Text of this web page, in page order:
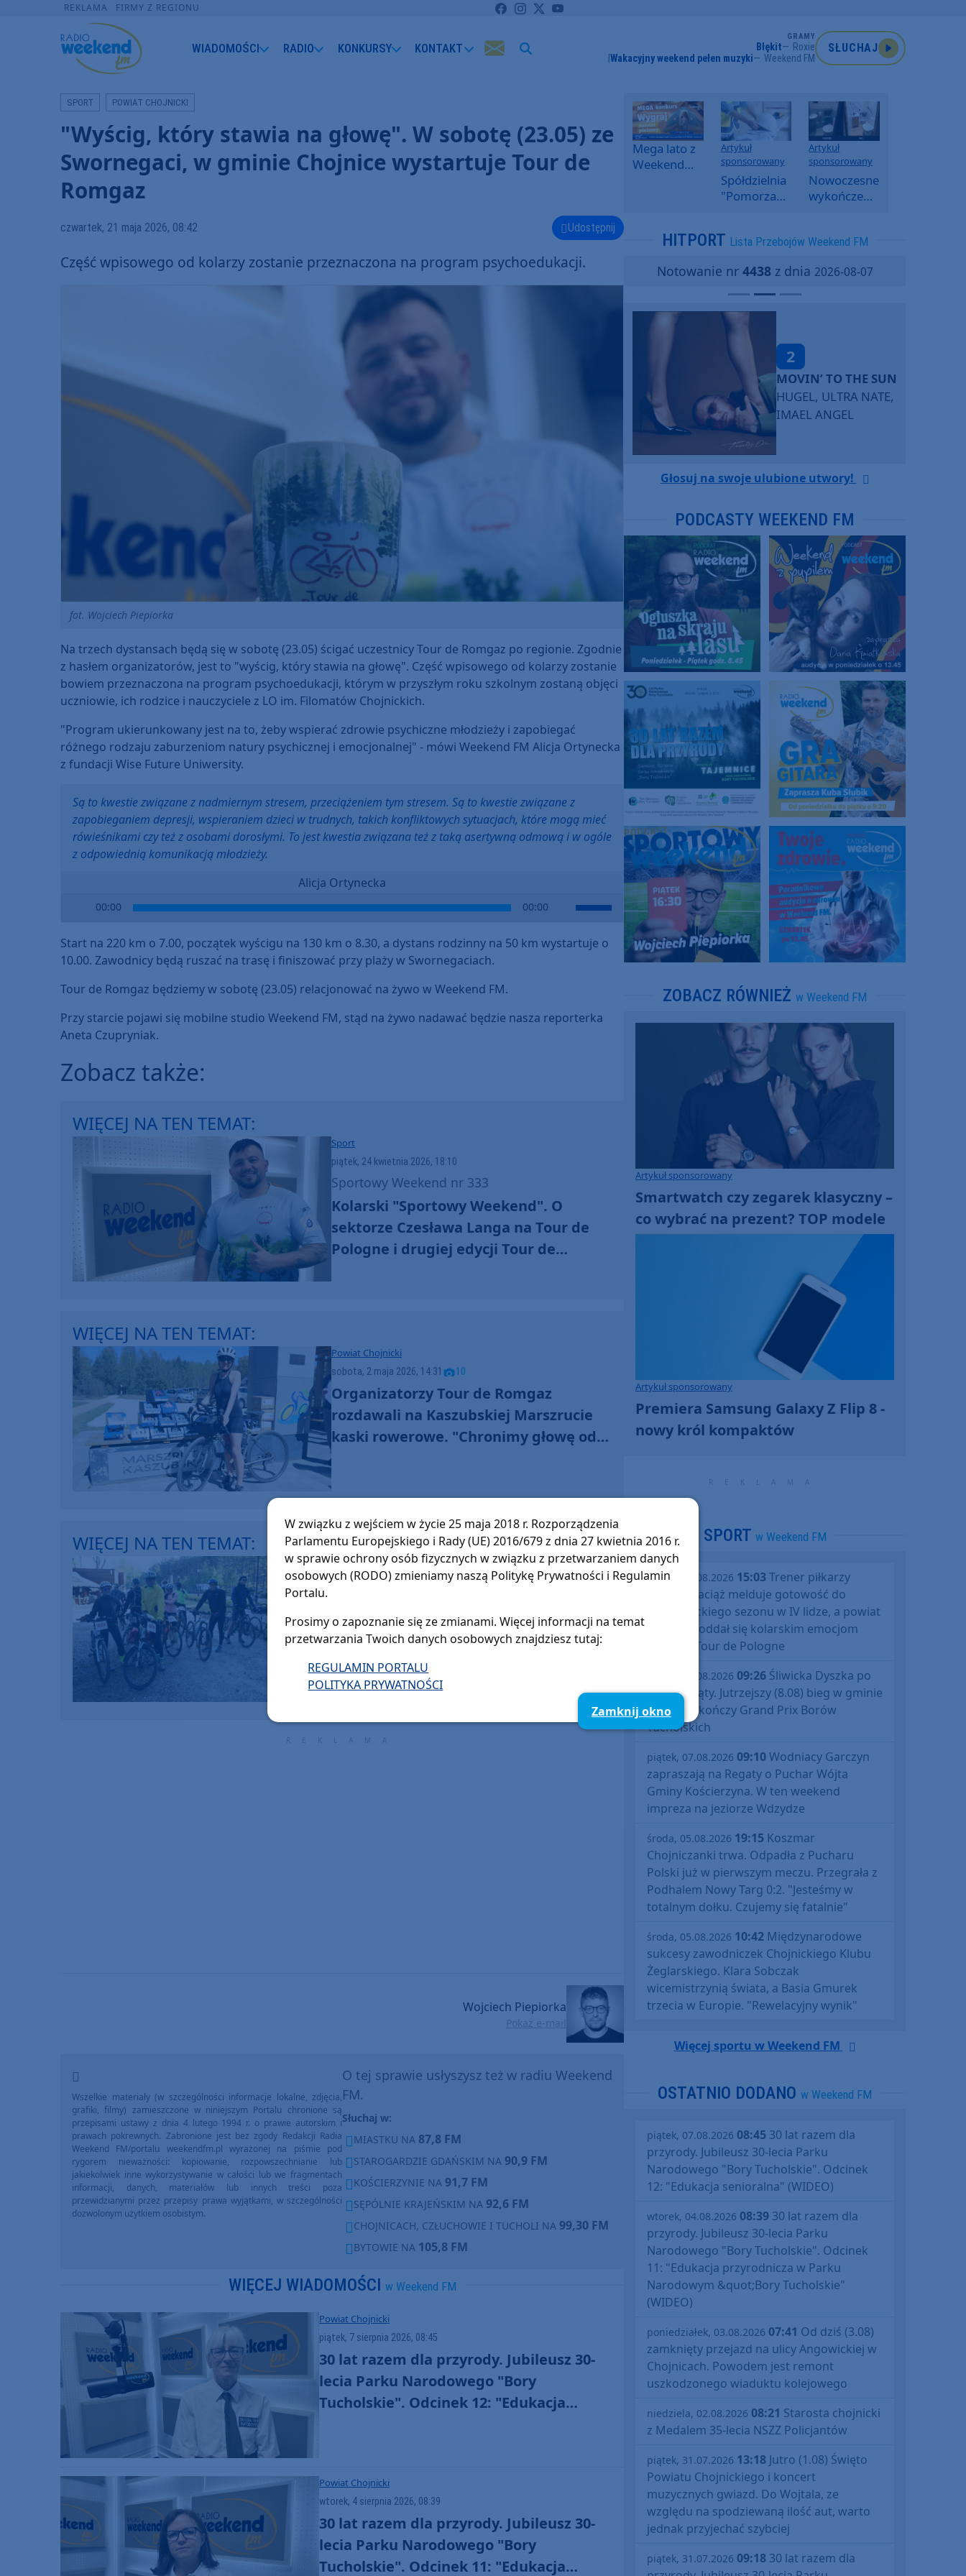
REKLAMA FIRMY Z REGIONU
WIADOMOŚCI RADIO KONKURSY KONTAKT
GRAMY
Błękit
Roxie
Wakacyjny weekend pełen muzyki
Weekend FM
SŁUCHAJ
SPORT POWIAT CHOJNICKI
"Wyścig, który stawia na głowę". W sobotę (23.05) ze
Swornegaci, w gminie Chojnice wystartuje Tour de
Romgaz
czwartek, 21 maja 2026, 08:42 Udostępnij
Część wpisowego od kolarzy zostanie przeznaczona na program psychoedukacji.
fot. Wojciech Piepiorka
Na trzech dystansach będą się w sobotę (23.05) ścigać uczestnicy Tour de Romgaz po regionie. Zgodnie
z hasłem organizatorów, jest to "wyścig, który stawia na głowę". Część wpisowego od kolarzy zostanie
bowiem przeznaczona na program psychoedukacji, którym w przyszłym roku szkolnym zostaną objęci
uczniowie, ich rodzice i nauczyciele z LO im. Filomatów Chojnickich.
"Program ukierunkowany jest na to, żeby wspierać zdrowie psychiczne młodzieży i zapobiegać
różnego rodzaju zaburzeniom natury psychicznej i emocjonalnej" - mówi Weekend FM Alicja Ortynecka
z fundacji Wise Future Uniwersity.
Są to kwestie związane z nadmiernym stresem, przeciążeniem tym stresem. Są to kwestie związane z
zapobieganiem depresji, wspieraniem dzieci w trudnych, takich konfliktowych sytuacjach, które mogą mieć
rówieśnikami czy też z osobami dorosłymi. To jest kwestia związana też z taką asertywną odmową i w ogóle
z odpowiednią komunikacją młodzieży.
Alicja Ortynecka
00:00 00:00
Use
Arrow
keys
decrease
Start na 220 km o 7.00, początek wyścigu na 130 km o 8.30, a dystans rodzinny na 50 km wystartuje o
10.00. Zawodnicy będą ruszać na trasę i finiszować przy plaży w Swornegaciach.
Tour de Romgaz będziemy w sobotę (23.05) relacjonować na żywo w Weekend FM.
Przy starcie pojawi się mobilne studio Weekend FM, stąd na żywo nadawać będzie nasza reporterka
Aneta Czupryniak.
Zobacz także:
WIĘCEJ NA TEN TEMAT:
Sport
piątek, 24 kwietnia 2026, 18:10
Sportowy Weekend nr 333
Kolarski "Sportowy Weekend". O
sektorze Czesława Langa na Tour de
Pologne i drugiej edycji Tour de
WIĘCEJ NA TEN TEMAT:
Powiat Chojnicki
sobota, 2 maja 2026, 14:31 10
Organizatorzy Tour de Romgaz
rozdawali na Kaszubskiej Marszrucie
kaski rowerowe. "Chronimy głowę od
WIĘCEJ NA TEN TEMAT:
Gmina Chojnice
sobota, 24 maja 2025, 08:16 45
Swornegaciach trwa charytatywny
wyścig Tour de Romgaz (FOTO,
RELACJA)
Wojciech Piepiorka
Pokaż e-mail
O tej sprawie usłyszysz też w radiu Weekend
FM.
Słuchaj w:
MIASTKU NA 87,8 FM
STAROGARDZIE GDAŃSKIM NA 90,9 FM
KOŚCIERZYNIE NA 91,7 FM
SĘPÓLNIE KRAJEŃSKIM NA 92,6 FM
CHOJNICACH, CZŁUCHOWIE I TUCHOLI NA 99,30 FM
BYTOWIE NA 105,8 FM
Wszelkie materiały (w szczególności informacje lokalne, zdjęcia,
grafiki, filmy) zamieszczone w niniejszym Portalu chronione są
przepisami ustawy z dnia 4 lutego 1994 r. o prawie autorskim i
prawach pokrewnych. Zabronione jest bez zgody Redakcji Radia
Weekend FM/portalu weekendfm.pl wyrażonej na piśmie pod
rygorem nieważności: kopiowanie, rozpowszechnianie lub
jakiekolwiek inne wykorzystywanie w całości lub we fragmentach
informacji, danych, materiałów lub innych treści poza
przewidzianymi przez przepisy prawa wyjątkami, w szczególności
dozwolonym użytkiem osobistym.
WIĘCEJ WIADOMOŚCI w Weekend FM
Powiat Chojnicki
piątek, 7 sierpnia 2026, 08:45
30 lat razem dla przyrody. Jubileusz 30-
lecia Parku Narodowego "Bory
Tucholskie". Odcinek 12: "Edukacja
Powiat Chojnicki
wtorek, 4 sierpnia 2026, 08:39
30 lat razem dla przyrody. Jubileusz 30-
lecia Parku Narodowego "Bory
Tucholskie". Odcinek 11: "Edukacja
Mega lato z
Weekend
Artykuł
sponsorowany
Spółdzielnia
"Pomorzanka"
informuje o
i ofertach
najmu
Artykuł
sponsorowany
Nowoczesne
wykończenia
SPC, WPC i
kamienny
HITPORT Lista Przebojów Weekend FM
Notowanie nr 4438z dnia 2026-08-07
2
MOVIN’ TO THE SUN
HUGEL, ULTRA NATE,
IMAEL ANGEL
Głosuj na swoje ulubione utwory!
PODCASTY WEEKEND FM
ZOBACZ RÓWNIEŻ w Weekend FM
Artykuł sponsorowany
Smartwatch czy zegarek klasyczny –
co wybrać na prezent? TOP modele
Artykuł sponsorowany
Premiera Samsung Galaxy Z Flip 8 -
nowy król kompaktów
SPORT w Weekend FM
piątek, 07.08.2026 15:03Trener piłkarzy
Rawysa Raciąż melduje gotowość do
debiutanckiego sezonu w IV lidze, a powiat
bytowski oddał się kolarskim emocjom
podczas Tour de Pologne
piątek, 07.08.2026 09:26 Śliwicka Dyszka po
raz dziesiąty. Jutrzejszy (8.08) bieg w gminie
Śliwice zakończy Grand Prix Borów
Tucholskich
piątek, 07.08.2026 09:10Wodniacy Garczyn
zapraszają na Regaty o Puchar Wójta
Gminy Kościerzyna. W ten weekend
impreza na jeziorze Wdzydze
środa, 05.08.2026 19:15 Koszmar
Chojniczanki trwa. Odpadła z Pucharu
Polski już w pierwszym meczu. Przegrała z
Podhalem Nowy Targ 0:2. "Jesteśmy w
totalnym dołku. Czujemy się fatalnie"
środa, 05.08.2026 10:42 Międzynarodowe
sukcesy zawodniczek Chojnickiego Klubu
Żeglarskiego. Klara Sobczak
wicemistrzynią świata, a Basia Gmurek
trzecia w Europie. "Rewelacyjny wynik"
Więcej sportu w Weekend FM
OSTATNIO DODANO w Weekend FM
piątek, 07.08.2026 08:45 30 lat razem dla
przyrody. Jubileusz 30-lecia Parku
Narodowego "Bory Tucholskie". Odcinek
12: "Edukacja senioralna" (WIDEO)
wtorek, 04.08.2026 08:39 30 lat razem dla
przyrody. Jubileusz 30-lecia Parku
Narodowego "Bory Tucholskie". Odcinek
11: "Edukacja przyrodnicza w Parku
Narodowym &quot;Bory Tucholskie"
(WIDEO)
poniedziałek, 03.08.2026 07:41 Od dziś (3.08)
zamknięty przejazd na ulicy Angowickiej w
Chojnicach. Powodem jest remont
uszkodzonego wiaduktu kolejowego
niedziela, 02.08.2026 08:21 Starosta chojnicki
z Medalem 35-lecia NSZZ Policjantów
piątek, 31.07.2026 13:18 Jutro (1.08) Święto
Powiatu Chojnickiego i koncert
muzycznych gwiazd. Do Wojtala, ze
względu na spodziewaną ilość aut, warto
jednak przyjechać szybciej
piątek, 31.07.2026 09:18 30 lat razem dla
W związku z wejściem w życie 25 maja 2018 r. Rozporządzenia
Parlamentu Europejskiego i Rady (UE) 2016/679 z dnia 27 kwietnia 2016 r.
w sprawie ochrony osób fizycznych w związku z przetwarzaniem danych
osobowych (RODO) zmieniamy naszą Politykę Prywatności i Regulamin
Portalu.
Prosimy o zapoznanie się ze zmianami. Więcej informacji na temat
przetwarzania Twoich danych osobowych znajdziesz tutaj:
REGULAMIN PORTALU
POLITYKA PRYWATNOŚCI
Zamknij okno